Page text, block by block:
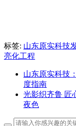
标签: 山东原实科技
亮化工程
山东原实科技
度指南
光影织齐鲁
夜色